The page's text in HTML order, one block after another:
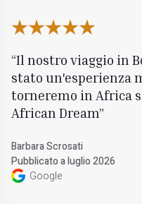
Il nostro viaggio in
stato un'esperienza
torneremo in Africa
African Dream
Barbara Scrosati
Pubblicato a luglio 2026
Google